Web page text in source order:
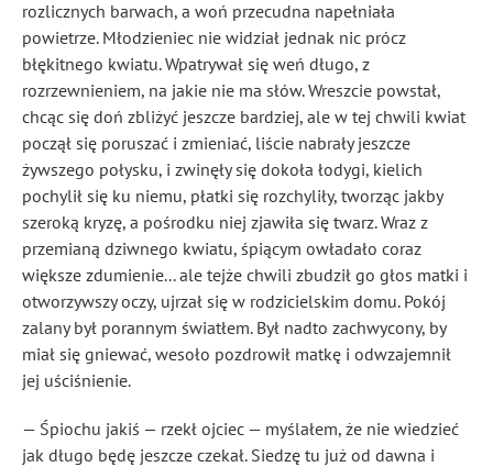
rozlicznych barwach, a woń przecudna napełniała
powietrze. Młodzieniec nie widział jednak nic prócz
błękitnego kwiatu. Wpatrywał się weń długo, z
rozrzewnieniem, na jakie nie ma słów. Wreszcie powstał,
chcąc się doń zbliżyć jeszcze bardziej, ale w tej chwili kwiat
począł się poruszać i zmieniać, liście nabrały jeszcze
żywszego połysku, i zwinęły się dokoła łodygi, kielich
pochylił się ku niemu, płatki się rozchyliły, tworząc jakby
szeroką kryzę, a pośrodku niej zjawiła się twarz. Wraz z
przemianą dziwnego kwiatu, śpiącym owładało coraz
większe zdumienie... ale tejże chwili zbudził go głos matki i
otworzywszy oczy, ujrzał się w rodzicielskim domu. Pokój
zalany był porannym światłem. Był nadto zachwycony, by
miał się gniewać, wesoło pozdrowił matkę i odwzajemnił
jej uściśnienie.
— Śpiochu jakiś — rzekł ojciec — myślałem, że nie wiedzieć
jak długo będę jeszcze czekał. Siedzę tu już od dawna i